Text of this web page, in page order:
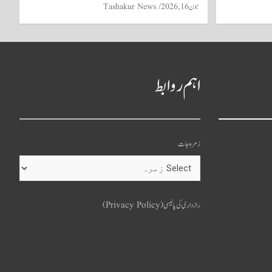
جون 16, 2026 Tashakur News
اہم روابط
زمرہ جات
رازداری کی پالیسی (Privacy Policy)